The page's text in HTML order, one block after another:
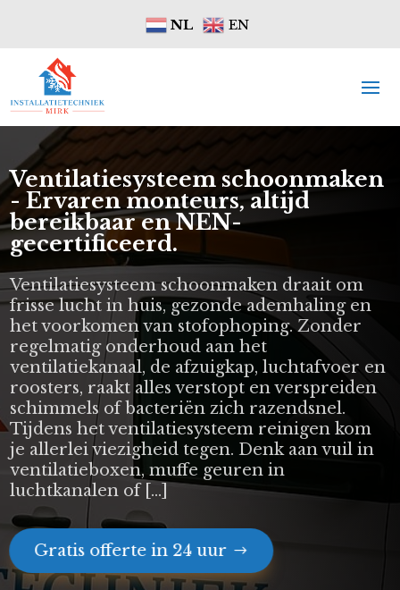
NL EN
Ventilatiesysteem schoonmaken
- Ervaren monteurs, altijd
bereikbaar en NEN-
gecertificeerd.
Ventilatiesysteem schoonmaken draait om
frisse lucht in huis, gezonde ademhaling en
het voorkomen van stofophoping. Zonder
regelmatig onderhoud aan het
ventilatiekanaal, de afzuigkap, luchtafvoer en
roosters, raakt alles verstopt en verspreiden
schimmels of bacteriën zich razendsnel.
Tijdens het ventilatiesysteem reinigen kom
je allerlei viezigheid tegen. Denk aan vuil in
ventilatieboxen, muffe geuren in
luchtkanalen of […]
Gratis offerte in 24 uur